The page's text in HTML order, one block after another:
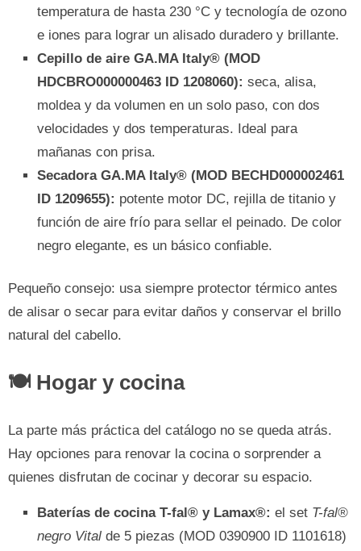
temperatura de hasta 230 °C y tecnología de ozono
e iones para lograr un alisado duradero y brillante.
Cepillo de aire GA.MA Italy® (MOD
HDCBRO000000463 ID 1208060): seca, alisa,
moldea y da volumen en un solo paso, con dos
velocidades y dos temperaturas. Ideal para
mañanas con prisa.
Secadora GA.MA Italy® (MOD BECHD000002461
ID 1209655): potente motor DC, rejilla de titanio y
función de aire frío para sellar el peinado. De color
negro elegante, es un básico confiable.
Pequeño consejo: usa siempre protector térmico antes
de alisar o secar para evitar daños y conservar el brillo
natural del cabello.
🍽️ Hogar y cocina
La parte más práctica del catálogo no se queda atrás.
Hay opciones para renovar la cocina o sorprender a
quienes disfrutan de cocinar y decorar su espacio.
Baterías de cocina T-fal® y Lamax®: el set T-fal®
negro Vital de 5 piezas (MOD 0390900 ID 1101618)